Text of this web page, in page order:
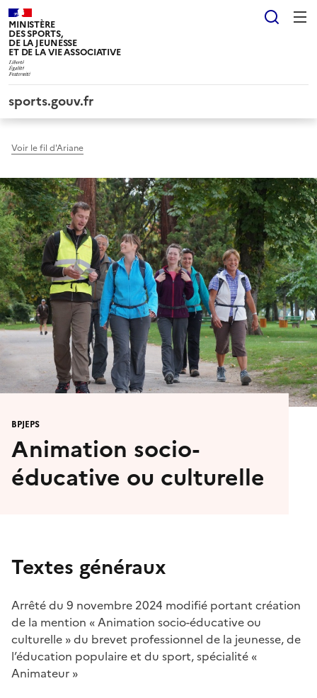
MINISTÈRE
DES SPORTS,
DE LA JEUNESSE
ET DE LA VIE ASSOCIATIVE
sports.gouv.fr
Voir le fil d'Ariane
BPJEPS
Animation socio-
éducative ou culturelle
Textes généraux
Arrêté du 9 novembre 2024 modifié portant création
de la mention « Animation socio-éducative ou
culturelle » du brevet professionnel de la jeunesse, de
l’éducation populaire et du sport, spécialité «
Animateur »
Panneau de gestion des cookies tarteaucitron